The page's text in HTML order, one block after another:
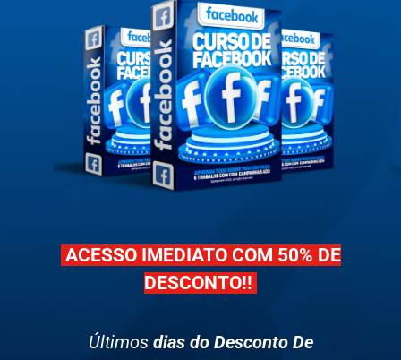
ACESSO IMEDIATO COM 50% DE
DESCONTO!!
Últimosdias do Desconto De